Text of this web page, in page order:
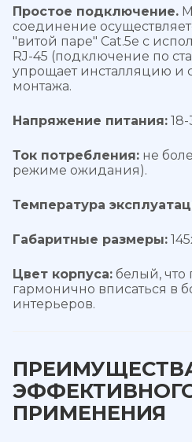
Простое подключение.
соединение
"витой паре" Cat.5e с
RJ-45 (подключение по
упрощает инсталляцию и
монтажа.
Напряжение питания: 18-
Ток потребления: не
режиме ожидания).
Температура
Габаритные размеры:
Цвет корпуса: белый, что
гармонично вписаться в
интерьеров.
ПРИМЕНЕНИЯ